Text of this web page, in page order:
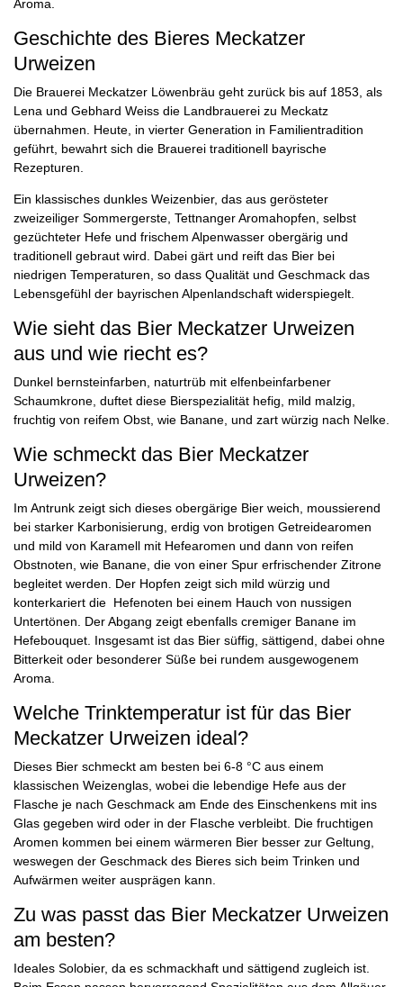
Aroma.
Geschichte des Bieres Meckatzer
Urweizen
Die Brauerei Meckatzer Löwenbräu geht zurück bis auf 1853, als
Lena und Gebhard Weiss die Landbrauerei zu Meckatz
übernahmen. Heute, in vierter Generation in Familientradition
geführt, bewahrt sich die Brauerei traditionell bayrische
Rezepturen.
Ein klassisches dunkles Weizenbier, das aus gerösteter
zweizeiliger Sommergerste, Tettnanger Aromahopfen, selbst
gezüchteter Hefe und frischem Alpenwasser obergärig und
traditionell gebraut wird. Dabei gärt und reift das Bier bei
niedrigen Temperaturen, so dass Qualität und Geschmack das
Lebensgefühl der bayrischen Alpenlandschaft widerspiegelt.
Wie sieht das Bier Meckatzer Urweizen
aus und wie riecht es?
Dunkel bernsteinfarben, naturtrüb mit elfenbeinfarbener
Schaumkrone, duftet diese Bierspezialität hefig, mild malzig,
fruchtig von reifem Obst, wie Banane, und zart würzig nach Nelke.
Wie schmeckt das Bier Meckatzer
Urweizen?
Im Antrunk zeigt sich dieses obergärige Bier weich, moussierend
bei starker Karbonisierung, erdig von brotigen Getreidearomen
und mild von Karamell mit Hefearomen und dann von reifen
Obstnoten, wie Banane, die von einer Spur erfrischender Zitrone
begleitet werden. Der Hopfen zeigt sich mild würzig und
konterkariert die Hefenoten bei einem Hauch von nussigen
Untertönen. Der Abgang zeigt ebenfalls cremiger Banane im
Hefebouquet. Insgesamt ist das Bier süffig, sättigend, dabei ohne
Bitterkeit oder besonderer Süße bei rundem ausgewogenem
Aroma.
Welche Trinktemperatur ist für das Bier
Meckatzer Urweizen ideal?
Dieses Bier schmeckt am besten bei 6-8 °C aus einem
klassischen Weizenglas, wobei die lebendige Hefe aus der
Flasche je nach Geschmack am Ende des Einschenkens mit ins
Glas gegeben wird oder in der Flasche verbleibt. Die fruchtigen
Aromen kommen bei einem wärmeren Bier besser zur Geltung,
weswegen der Geschmack des Bieres sich beim Trinken und
Aufwärmen weiter ausprägen kann.
Zu was passt das Bier Meckatzer Urweizen
am besten?
Ideales Solobier, da es schmackhaft und sättigend zugleich ist.